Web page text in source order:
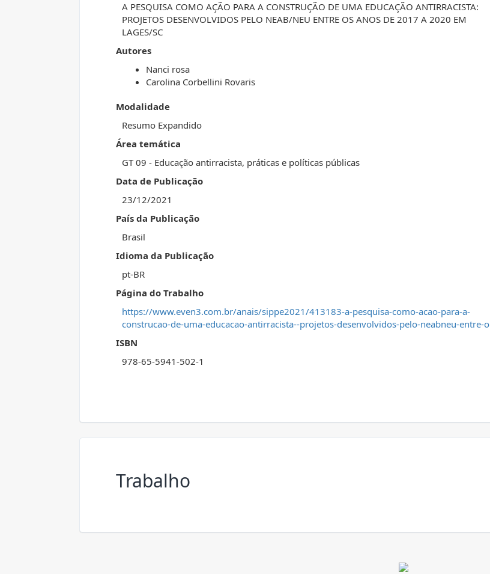
A PESQUISA COMO AÇÃO PARA A CONSTRUÇÃO DE UMA EDUCAÇÃO ANTIRRACISTA:
PROJETOS DESENVOLVIDOS PELO NEAB/NEU ENTRE OS ANOS DE 2017 A 2020 EM
LAGES/SC
Autores
Nanci rosa
Carolina Corbellini Rovaris
Modalidade
Resumo Expandido
Área temática
GT 09 - Educação antirracista, práticas e políticas públicas
Data de Publicação
23/12/2021
País da Publicação
Brasil
Idioma da Publicação
pt-BR
Página do Trabalho
https://www.even3.com.br/anais/sippe2021/413183-a-pesquisa-como-acao-para-a-
construcao-de-uma-educacao-antirracista--projetos-desenvolvidos-pelo-neabneu-entre-o
ISBN
978-65-5941-502-1
Trabalho